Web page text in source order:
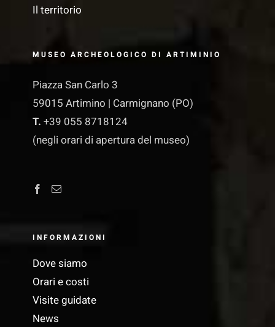
Il territorio
MUSEO ARCHEOLOGICO DI ARTIMINIO
Piazza San Carlo 3
59015 Artimino | Carmignano (PO)
T. +39 055 8718124
(negli orari di apertura del museo)
INFORMAZIONI
Dove siamo
Orari e costi
Visite guidate
News